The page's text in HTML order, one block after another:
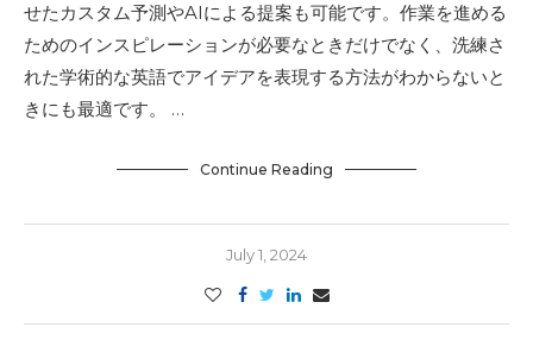
せたカスタム予測やAIによる提案も可能です。作業を進める
ためのインスピレーションが必要なときだけでなく、洗練さ
れた学術的な英語でアイデアを表現する方法がわからないと
きにも最適です。 …
Continue Reading
July 1, 2024